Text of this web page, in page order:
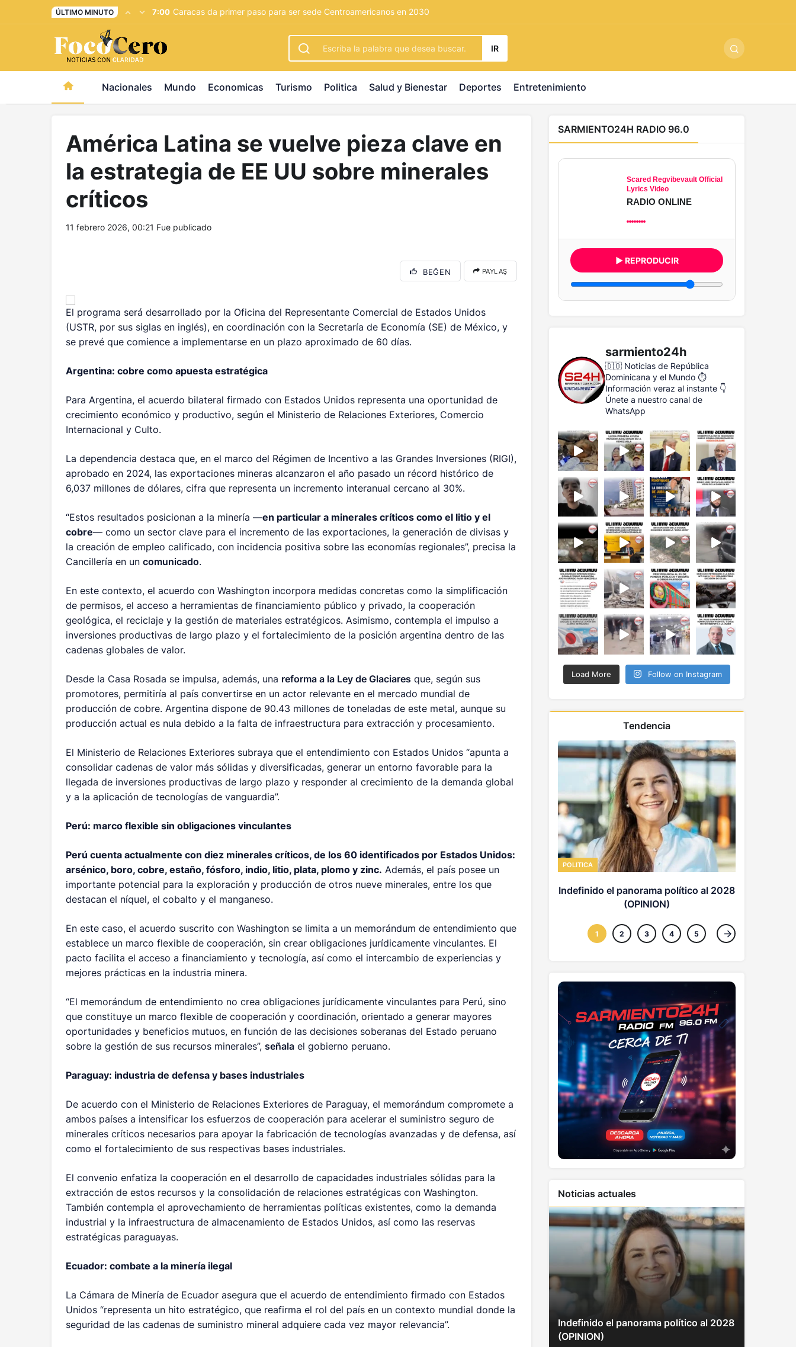
pusulabet giriş-trwin giriş levabet - vizebet giriş - palacebet1.com kralbet yeni giriş
ÚLTIMO MINUTO 7:00 Caracas da primer paso para ser sede Centroamericanos en 2030
IR
Nacionales Mundo Economicas Turismo Politica Salud y Bienestar Deportes Entretenimiento
América Latina se vuelve pieza clave en
la estrategia de EE UU sobre minerales
críticos
11 febrero 2026, 00:21 Fue publicado
BEĞEN PAYLAŞ
El programa será desarrollado por la Oficina del Representante Comercial de Estados Unidos
(USTR, por sus siglas en inglés), en coordinación con la Secretaría de Economía (SE) de México, y
se prevé que comience a implementarse en un plazo aproximado de 60 días.
Argentina: cobre como apuesta estratégica
Para Argentina, el acuerdo bilateral firmado con Estados Unidos representa una oportunidad de
crecimiento económico y productivo, según el Ministerio de Relaciones Exteriores, Comercio
Internacional y Culto.
La dependencia destaca que, en el marco del Régimen de Incentivo a las Grandes Inversiones (RIGI),
aprobado en 2024, las exportaciones mineras alcanzaron el año pasado un récord histórico de
6,037 millones de dólares, cifra que representa un incremento interanual cercano al 30%.
“Estos resultados posicionan a la minería —en particular a minerales críticos como el litio y el
cobre— como un sector clave para el incremento de las exportaciones, la generación de divisas y
la creación de empleo calificado, con incidencia positiva sobre las economías regionales”, precisa la
Cancillería en uncomunicado.
En este contexto, el acuerdo con Washington incorpora medidas concretas como la simplificación
de permisos, el acceso a herramientas de financiamiento público y privado, la cooperación
geológica, el reciclaje y la gestión de materiales estratégicos. Asimismo, contempla el impulso a
inversiones productivas de largo plazo y el fortalecimiento de la posición argentina dentro de las
cadenas globales de valor.
Desde la Casa Rosada se impulsa, además, una reforma a la Ley de Glaciares que, según sus
promotores, permitiría al país convertirse en un actor relevante en el mercado mundial de
producción de cobre. Argentina dispone de 90.43 millones de toneladas de este metal, aunque su
producción actual es nula debido a la falta de infraestructura para extracción y procesamiento.
El Ministerio de Relaciones Exteriores subraya que el entendimiento con Estados Unidos “apunta a
consolidar cadenas de valor más sólidas y diversificadas, generar un entorno favorable para la
llegada de inversiones productivas de largo plazo y responder al crecimiento de la demanda global
y a la aplicación de tecnologías de vanguardia”.
Perú: marco flexible sin obligaciones vinculantes
Perú cuenta actualmente con diez minerales críticos, de los 60 identificados por Estados Unidos:
arsénico, boro, cobre, estaño, fósforo, indio, litio, plata, plomo y zinc. Además, el país posee un
importante potencial para la exploración y producción de otros nueve minerales, entre los que
destacan el níquel, el cobalto y el manganeso.
En este caso, el acuerdo suscrito con Washington se limita a un memorándum de entendimiento que
establece un marco flexible de cooperación, sin crear obligaciones jurídicamente vinculantes. El
pacto facilita el acceso a financiamiento y tecnología, así como el intercambio de experiencias y
mejores prácticas en la industria minera.
“El memorándum de entendimiento no crea obligaciones jurídicamente vinculantes para Perú, sino
que constituye un marco flexible de cooperación y coordinación, orientado a generar mayores
oportunidades y beneficios mutuos, en función de las decisiones soberanas del Estado peruano
sobre la gestión de sus recursos minerales”,señala el gobierno peruano.
Paraguay: industria de defensa y bases industriales
De acuerdo con el Ministerio de Relaciones Exteriores de Paraguay, el memorándum compromete a
ambos países a intensificar los esfuerzos de cooperación para acelerar el suministro seguro de
minerales críticos necesarios para apoyar la fabricación de tecnologías avanzadas y de defensa, así
como el fortalecimiento de sus respectivas bases industriales.
El convenio enfatiza la cooperación en el desarrollo de capacidades industriales sólidas para la
extracción de estos recursos y la consolidación de relaciones estratégicas con Washington.
También contempla el aprovechamiento de herramientas políticas existentes, como la demanda
industrial y la infraestructura de almacenamiento de Estados Unidos, así como las reservas
estratégicas paraguayas.
Ecuador: combate a la minería ilegal
La Cámara de Minería de Ecuador asegura que el acuerdo de entendimiento firmado con Estados
Unidos “representa un hito estratégico, que reafirma el rol del país en un contexto mundial donde la
seguridad de las cadenas de suministro mineral adquiere cada vez mayor relevancia”.
SARMIENTO24H RADIO 96.0
Scared Regvibevault Official
Lyrics Video
RADIO ONLINE
▶ REPRODUCIR
sarmiento24h
🇩🇴 Noticias de República
Dominicana y el Mundo ⏱️
Información veraz al instante 👇
Únete a nuestro canal de
WhatsApp
Load More Follow on Instagram
Tendencia
POLITICA
Indefinido el panorama político al 2028
(OPINION)
1 2 3 4 5
Noticias actuales
Indefinido el panorama político al 2028
(OPINION)